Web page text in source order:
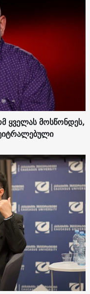
ყველას მოსწონდეს,